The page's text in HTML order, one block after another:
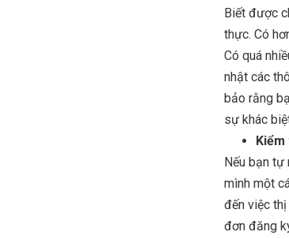
Biết được
thực. Có
Có quá
nhật các
bảo rằng
sự khác
Nếu bạn tự
mình một
đến việc
đơn đăng